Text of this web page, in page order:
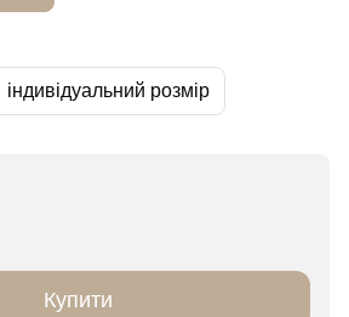
індивідуальний розмір
Купити